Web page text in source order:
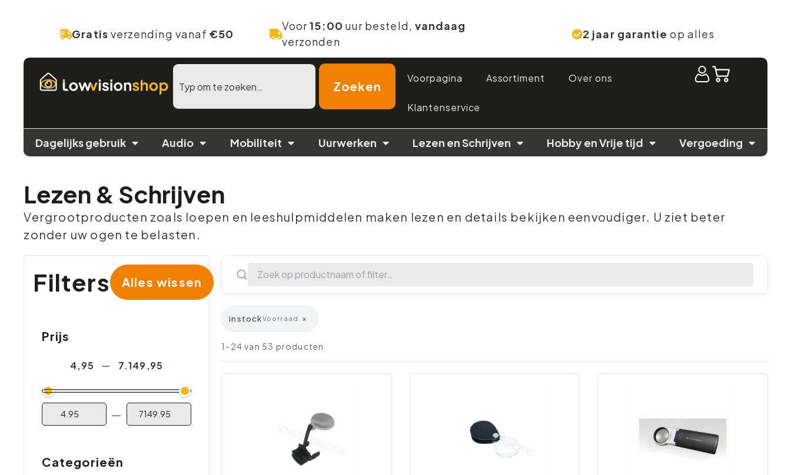
Gratis verzending vanaf €50
Voor15:00 uur besteld, vandaag
verzonden
2 jaar garantie op alles
Zoeken
Voorpagina Assortiment Over ons
Klantenservice
Dagelijks gebruik Audio Mobiliteit Uurwerken Lezen en Schrijven Hobby en Vrije tijd Vergoeding
Lezen & Schrijven
Vergrootproducten zoals loepen en leeshulpmiddelen maken lezen en details bekijken eenvoudiger. U ziet beter
zonder uw ogen te belasten.
Filters Alles wissen
Prijs
4,95 — 7.149,95
—
Categorieën
instockVoorraad ×
1-24 van 53 producten